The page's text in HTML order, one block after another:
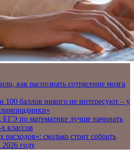
как распознать сотрясение мозга
баллов никого не интересуют – у
ЕГЭ по математике лучше начинать
классов
сколько стоит собрать
году